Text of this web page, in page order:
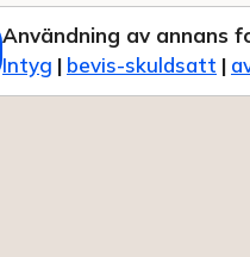
Användning av annans
Intyg | bevis-skuldsatt |